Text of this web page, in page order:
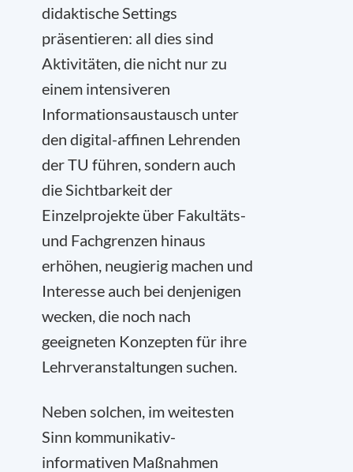
didaktische Settings
präsentieren: all dies sind
Aktivitäten, die nicht nur zu
einem intensiveren
Informationsaustausch unter
den digital-affinen Lehrenden
der TU führen, sondern auch
die Sichtbarkeit der
Einzelprojekte über Fakultäts-
und Fachgrenzen hinaus
erhöhen, neugierig machen und
Interesse auch bei denjenigen
wecken, die noch nach
geeigneten Konzepten für ihre
Lehrveranstaltungen suchen.
Neben solchen, im weitesten
Sinn kommunikativ-
informativen Maßnahmen